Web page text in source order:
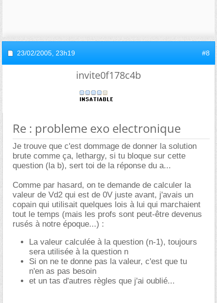
23/02/2005, 23h19 #8
invite0f178c4b
Re : probleme exo electronique
Je trouve que c'est dommage de donner la solution
brute comme ça, lethargy, si tu bloque sur cette
question (la b), sert toi de la réponse du a...
Comme par hasard, on te demande de calculer la
valeur de Vd2 qui est de 0V juste avant, j'avais un
copain qui utilisait quelques lois à lui qui marchaient
tout le temps (mais les profs sont peut-être devenus
rusés à notre époque...) :
La valeur calculée à la question (n-1), toujours
sera utilisée à la question n
Si on ne te donne pas la valeur, c'est que tu
n'en as pas besoin
et un tas d'autres règles que j'ai oublié...